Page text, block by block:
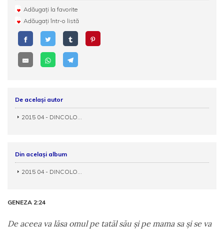
Adăugați la favorite
Adăugați într-o listă
De același autor
2015 04 - DINCOLO...
Din același album
2015 04 - DINCOLO...
GENEZA 2:24
De aceea va lăsa omul pe tatăl său şi pe mama sa şi se va